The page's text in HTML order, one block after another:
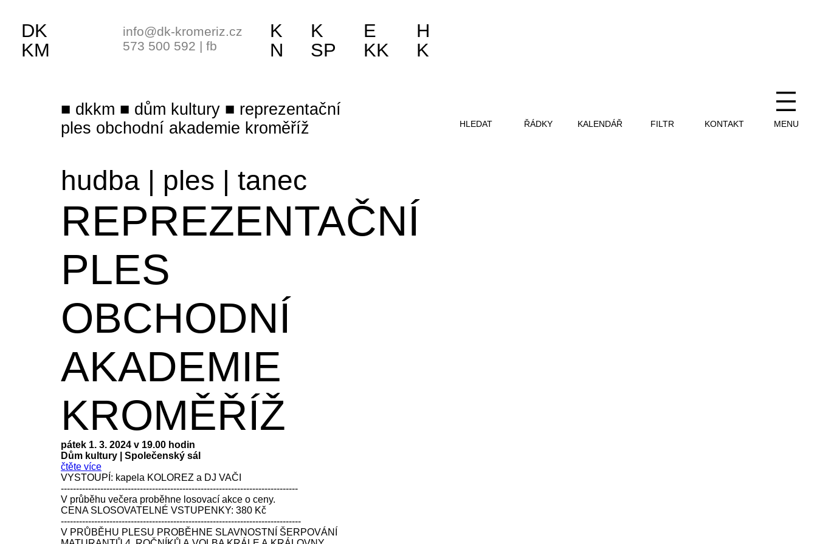
dkkm dům kultury
reprezentační
ples obchodní akademie kroměříž
hudba| ples | tanec
REPREZENTAČNÍ
PLES
OBCHODNÍ
AKADEMIE
KROMĚŘÍŽ
pátek 1. 3. 2024 v 19.00 hodin
Dům kultury| Společenský sál
čtěte více
VYSTOUPÍ: kapela KOLOREZ a DJ VAČI
------------------------------------------------------------------------------
V průběhu večera proběhne losovací akce o ceny.
CENA SLOSOVATELNÉ VSTUPENKY: 380 Kč
-------------------------------------------------------------------------------
V PRŮBĚHU PLESU PROBĚHNE SLAVNOSTNÍ ŠERPOVÁNÍ
DK
KM
info@dk-kromeriz.cz
573 500 592 | fb
K
N
K
SP
E
KK
H
K
HLEDAT ŘÁDKY KALENDÁŘ FILTR KONTAKT MENU